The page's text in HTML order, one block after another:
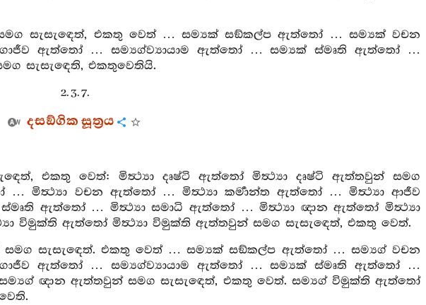
සැසැඳෙත්, එකතු වෙත් … සම්‍යක් සඞ්කල්ප ඇත්තෝ … සම්‍යක් වචන
ඇත්තෝ … සම්‍යග්ව්‍යායාම ඇත්තෝ … සම්‍යක් ස්මෘති ඇත්තෝ …
සැසැඳෙති, එකතුවෙතියි.
2. 3. 7.
දසඞ්ගික සූත්‍රය
එකතු වෙත්: මිත්‍ථ්‍යා දෘෂ්ටි ඇත්තෝ මිත්‍ථ්‍යා දෘෂ්ටි ඇත්තවුන් සමග
… මිත්‍ථ්‍යා වචන ඇත්තෝ … මිත්‍ථ්‍යා කර්‍මාන්ත ඇත්තෝ … මිත්‍ථ්‍යා ආජීව
ඇත්තෝ … මිත්‍ථ්‍යා සමාධි ඇත්තෝ … මිත්‍ථ්‍යා ඥාන ඇත්තෝ මිත්‍ථ්‍යා
විමුක්ති ඇත්තෝ මිත්‍ථ්‍යා විමුක්ති ඇත්තවුන් සමග සැසැඳෙත්, එකතු වෙත්.
සමග සැසැඳෙත්. එකතු වෙත් … සම්‍යක් සඞ්කල්ප ඇත්තෝ … සම්‍යග් වචන
ඇත්තෝ … සම්‍යග්ව්‍යායාම ඇත්තෝ … සම්‍යක් ස්මෘති ඇත්තෝ …
ඥාන ඇත්තවුන් සමග සැසැඳෙත්, එකතු වෙත්. සම්‍යග් විමුක්ති ඇත්තෝ